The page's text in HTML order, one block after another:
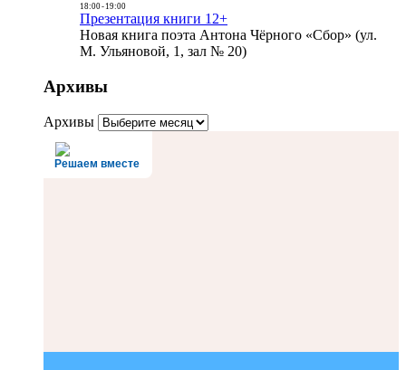
18:00- 19:00
Презентация книги 12+
Новая книга поэта Антона Чёрного «Сбор» (ул.
М. Ульяновой, 1, зал № 20)
Архивы
Архивы
Решаем вместе